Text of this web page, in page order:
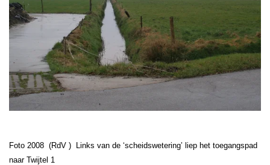
Foto 2008 (RdV ) Links van de ‘scheidswetering’ liep het toegangspad
naar Twijtel 1